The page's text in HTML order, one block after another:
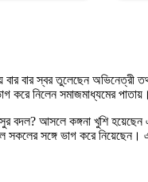
স্বর তুলেছেন অভিনেত্রী তথা
করে নিলেন সমাজমাধ্যমের পাতায়।
আসলে কঙ্গনা খুশি হয়েছেন
সঙ্গে ভাগ করে নিয়েছেন।